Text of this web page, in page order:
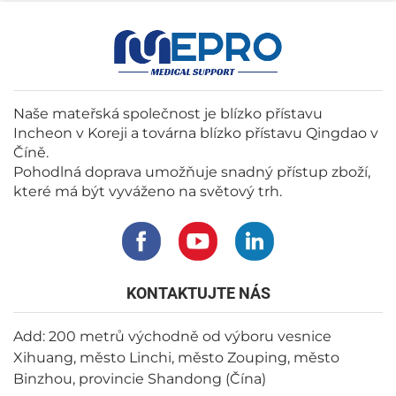
Naše mateřská společnost je blízko přístavu
Incheon v Koreji a továrna blízko přístavu Qingdao v
Číně.
Pohodlná doprava umožňuje snadný přístup zboží,
které má být vyváženo na světový trh.
KONTAKTUJTE NÁS
Add: 200 metrů východně od výboru vesnice
Xihuang, město Linchi, město Zouping, město
Binzhou, provincie Shandong (Čína)